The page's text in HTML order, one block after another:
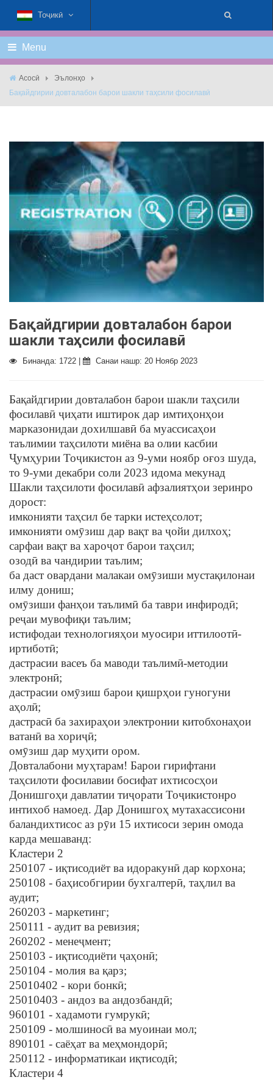
Тоҷикӣ
Menu
Асосӣ
Эълонҳо
Бақайдгирии довталабон барои шакли таҳсили фосилавӣ
Бақайдгирии довталабон барои
шакли таҳсили фосилавӣ
Бинанда: 1722 | Санаи нашр: 20 Ноябр 2023
Бақайдгирии довталабон барои шакли таҳсили
фосилавӣ ҷиҳати иштирок дар имтиҳонҳои
марказонидаи дохилшавӣ ба муассисаҳои
таълимии таҳсилоти миёна ва олии касбии
Ҷумҳурии Тоҷикистон аз 9-уми ноябр оғоз шуда,
то 9-уми декабри соли 2023 идома мекунад
Шакли таҳсилоти фосилавӣ афзалиятҳои зеринро
дорост:
имконияти таҳсил бе тарки истеҳсолот;
имконияти омӯзиш дар вақт ва ҷойи дилхоҳ;
сарфаи вақт ва хароҷот барои таҳсил;
озодӣ ва чандирии таълим;
ба даст овардани малакаи омӯзиши мустақилонаи
илму дониш;
омӯзиши фанҳои таълимӣ ба таври инфиродӣ;
реҷаи мувофиқи таълим;
истифодаи технологияҳои муосири иттилоотӣ-
иртиботӣ;
дастрасии васеъ ба маводи таълимӣ-методии
электронӣ;
дастрасии омӯзиш барои қишрҳои гуногуни
аҳолӣ;
дастрасӣ ба захираҳои электронии китобхонаҳои
ватанӣ ва хориҷӣ;
омӯзиш дар муҳити ором.
Довталабони муҳтарам! Барои гирифтани
таҳсилоти фосилавии босифат ихтисосҳои
Донишгоҳи давлатии тиҷорати Тоҷикистонро
интихоб намоед. Дар Донишгоҳ мутахассисони
баландихтисос аз рӯи 15 ихтисоси зерин омода
карда мешаванд:
Кластери 2
250107 - иқтисодиёт ва идоракунӣ дар корхона;
250108 - баҳисобгирии бухгалтерӣ, таҳлил ва
аудит;
260203 - маркетинг;
250111 - аудит ва ревизия;
260202 - менеҷмент;
250103 - иқтисодиёти ҷаҳонӣ;
250104 - молия ва қарз;
25010402 - кори бонкӣ;
25010403 - андоз ва андозбандӣ;
960101 - хадамоти гумрукӣ;
250109 - молшиносӣ ва муоинаи мол;
890101 - саёҳат ва меҳмондорӣ;
250112 - информатикаи иқтисодӣ;
Кластери 4